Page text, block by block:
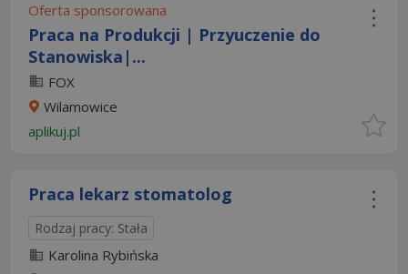
Oferta sponsorowana
Praca na Produkcji | Przyuczenie do
Stanowiska|...
FOX
Wilamowice
aplikuj.pl
Praca lekarz stomatolog
Rodzaj pracy: Stała
Karolina Rybińska